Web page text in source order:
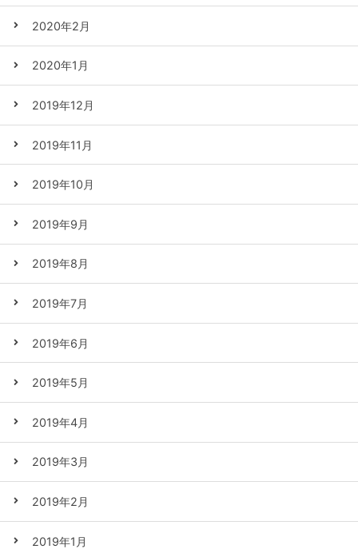
2020年2月
2020年1月
2019年12月
2019年11月
2019年10月
2019年9月
2019年8月
2019年7月
2019年6月
2019年5月
2019年4月
2019年3月
2019年2月
2019年1月